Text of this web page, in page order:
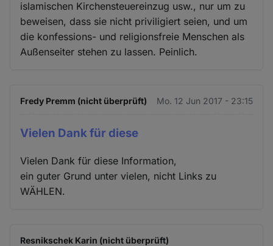
islamischen Kirchensteuereinzug usw., nur um zu
beweisen, dass sie nicht priviligiert seien, und um
die konfessions- und religionsfreie Menschen als
Außenseiter stehen zu lassen. Peinlich.
Fredy Premm (nicht überprüft) Mo. 12 Jun 2017 - 23:15
Vielen Dank für diese
Vielen Dank für diese Information,
ein guter Grund unter vielen, nicht Links zu
WÄHLEN.
Resnikschek Karin (nicht überprüft)